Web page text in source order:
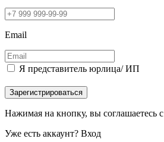
Email
Я представитель юрлица/ ИП
Зарегистрироваться
Нажимая на кнопку, вы соглашаетесь с
Уже есть аккаунт? Вход